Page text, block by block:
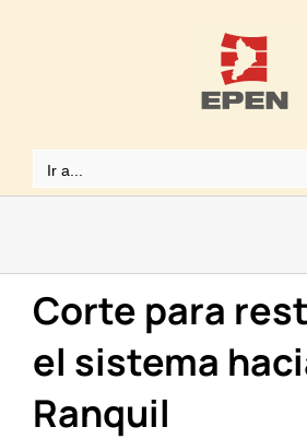
Ir a...
Corte para
el sistema
Ranquil